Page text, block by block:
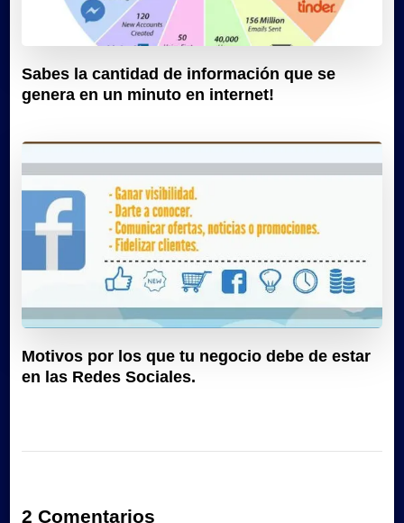
Sabes la cantidad de información que se
genera en un minuto en internet!
Motivos por los que tu negocio debe de estar
en las Redes Sociales.
2 Comentarios